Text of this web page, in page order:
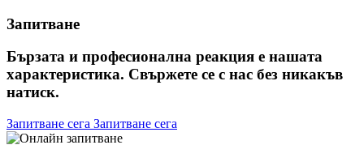
Запитване
Бързата и професионална реакция е нашата
характеристика. Свържете се с нас без никакъв
натиск.
Запитване сега Запитване сега